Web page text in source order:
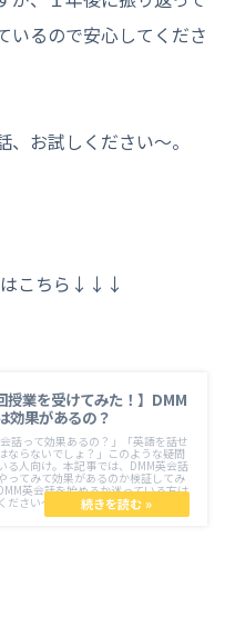
いるので安心してくださ
お試しください〜。
はこちら↓↓↓
授業を受けてみた！】DMM
効果があるの？
会話って効果あるの？」「英語を話せ
ならないでしょ？」このような疑問
る人向け。本記事では、DMM英会話
ってみて効果があるのか検証してみ
英会話を始めるか迷っている方は
さい〜。